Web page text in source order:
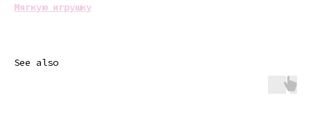
Мягкую игрушку
See also